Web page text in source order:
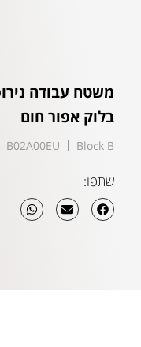
בלוק אפור חום
Block B
B02A00EU
שתפו: